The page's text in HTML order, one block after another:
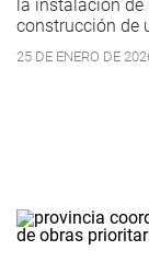
la instalación
construcción de
25 DE ENERO DE